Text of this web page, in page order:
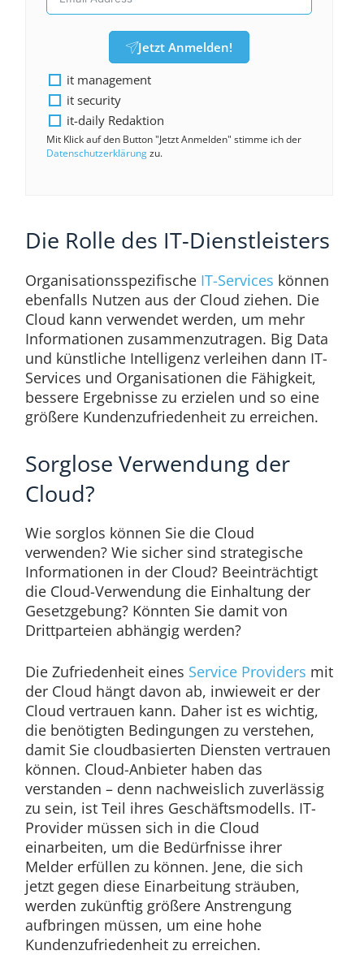
Jetzt Anmelden!
it management
it security
it-daily Redaktion
Mit Klick auf den Button "Jetzt Anmelden" stimme ich der
Datenschutzerklärungzu.
Die Rolle des IT-Dienstleisters
Organisationsspezifische IT-Services können
ebenfalls Nutzen aus der Cloud ziehen. Die
Cloud kann verwendet werden, um mehr
Informationen zusammenzutragen. Big Data
und künstliche Intelligenz verleihen dann IT-
Services und Organisationen die Fähigkeit,
bessere Ergebnisse zu erzielen und so eine
größere Kundenzufriedenheit zu erreichen.
Sorglose Verwendung der
Cloud?
Wie sorglos können Sie die Cloud
verwenden? Wie sicher sind strategische
Informationen in der Cloud? Beeinträchtigt
die Cloud-Verwendung die Einhaltung der
Gesetzgebung? Könnten Sie damit von
Drittparteien abhängig werden?
Die Zufriedenheit eines Service Providers mit
der Cloud hängt davon ab, inwieweit er der
Cloud vertrauen kann. Daher ist es wichtig,
die benötigten Bedingungen zu verstehen,
damit Sie cloudbasierten Diensten vertrauen
können. Cloud-Anbieter haben das
verstanden – denn nachweislich zuverlässig
zu sein, ist Teil ihres Geschäftsmodells. IT-
Provider müssen sich in die Cloud
einarbeiten, um die Bedürfnisse ihrer
Melder erfüllen zu können. Jene, die sich
jetzt gegen diese Einarbeitung sträuben,
werden zukünftig größere Anstrengung
aufbringen müssen, um eine hohe
Kundenzufriedenheit zu erreichen.